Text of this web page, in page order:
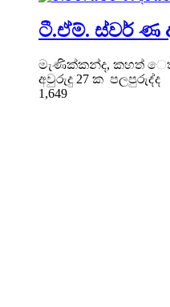
ටී.ඒම්. ස්වර් ණ
මැණික්කන්ද, කහත්
අවුරුදු 27 ක පලපුරුද්ද
1,649